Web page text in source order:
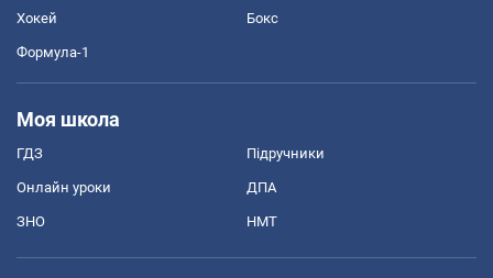
Хокей Бокс
Формула-1
Моя школа
ГДЗ Підручники
Онлайн уроки ДПА
ЗНО НМТ